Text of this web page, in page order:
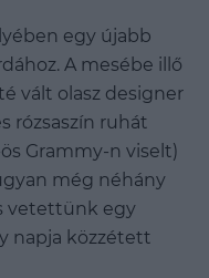
egy újabb
A mesébe illő
vált olasz designer
rózsaszín ruhát
Grammy-n viselt)
még néhány
vetettünk egy
napja közzétett